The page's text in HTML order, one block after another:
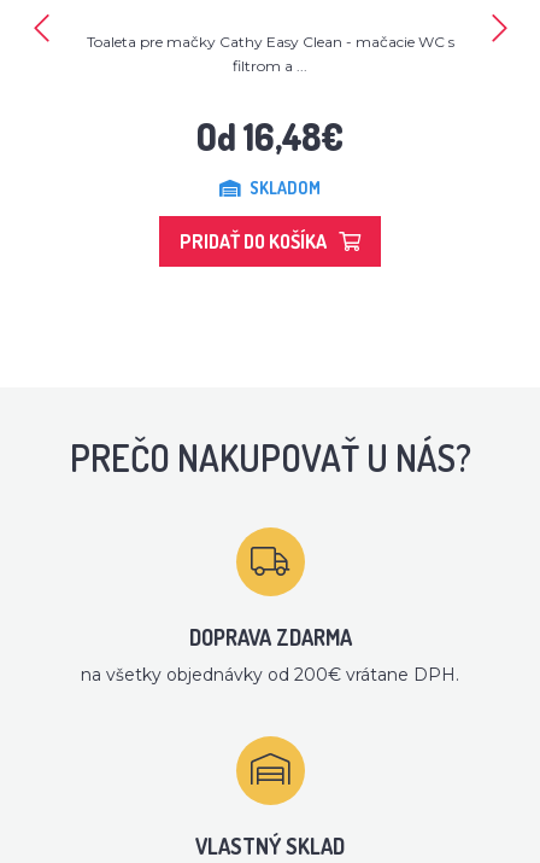
Toaleta pre mačky Cathy Easy Clean - mačacie WC s
filtrom a ...
Od 16,48€
SKLADOM
PRIDAŤ DO KOŠÍKA
PREČO NAKUPOVAŤ U NÁS?
DOPRAVA ZDARMA
na všetky objednávky od 200€ vrátane DPH.
VLASTNÝ SKLAD